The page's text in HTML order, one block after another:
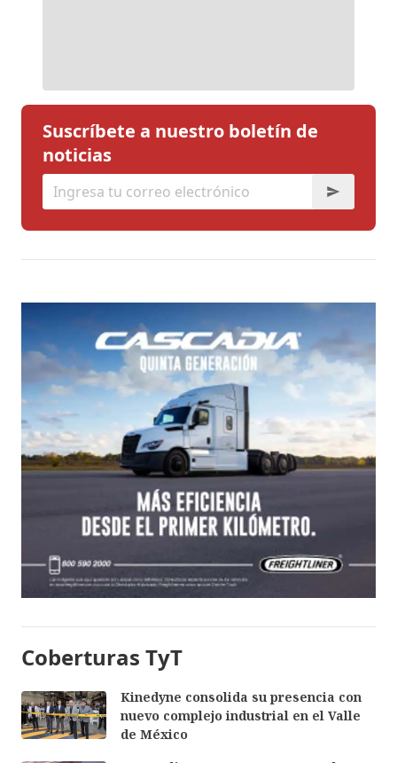
Suscríbete a nuestro boletín de
noticias
Coberturas TyT
Kinedyne consolida su presencia con
nuevo complejo industrial en el Valle
de México